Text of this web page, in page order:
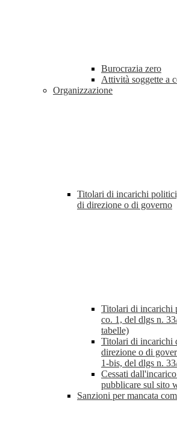
Burocrazia zero
Attività soggette a
Organizzazione
Titolari di incarichi
di direzione o di governo
Titolari di incarichi
co. 1, del dlgs n.
tabelle)
Titolari di incarichi
direzione o di
1-bis, del dlgs n.
Cessati
pubblicare sul sito
Sanzioni per mancata